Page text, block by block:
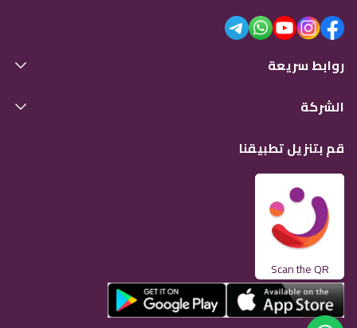
روابط سريعة
الشركة
قم بتنزيل تطبيقنا
Scan the QR